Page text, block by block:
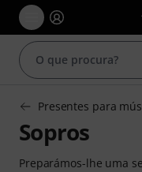
Presentes para
Sopros
Preparámos-lhe uma